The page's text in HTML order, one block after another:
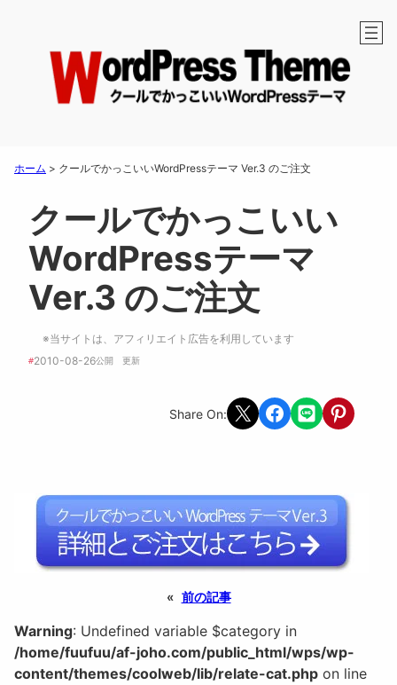
ホーム > クールでかっこいいWordPressテーマ Ver.3 のご注文
クールでかっこいい
WordPressテーマ
Ver.3 のご注文
※当サイトは、アフィリエイト広告を利用しています
#2010-08-26公開 更新
Share On: Share on X Share on Facebook
Share on LINEShare on
« 前の記事
Warning: Undefined variable $category in
/home/fuufuu/af-joho.com/public_html/wps/wp-
content/themes/coolweb/lib/relate-cat.php on line